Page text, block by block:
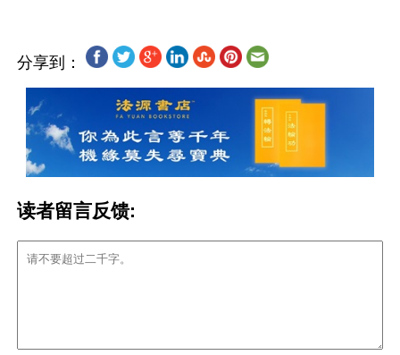
分享到：
读者留言反馈: